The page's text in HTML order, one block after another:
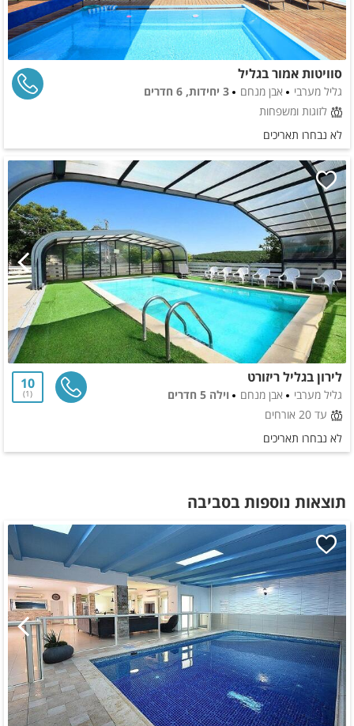
סוויטות אמור בגליל
גליל מערבי אבן מנחם
3 יחידות, 6 חדרים
לזוגות ומשפחות
לא נבחרו תאריכים
לירון בגליל ריזורט
גליל מערבי אבן מנחם
וילה 5 חדרים
עד 20 אורחים
10
1
לא נבחרו תאריכים
תוצאות נוספות בסביבה